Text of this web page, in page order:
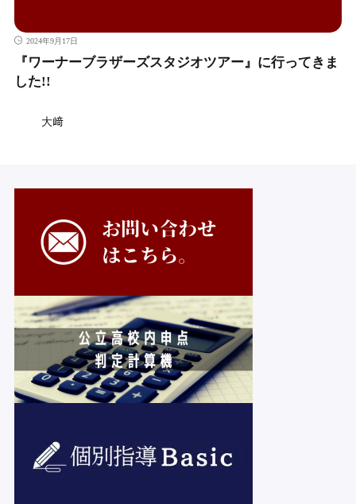
2024年9月17日
『ワーナーブラザーズスタジオツアー』に行ってきま
した!!
大﨑